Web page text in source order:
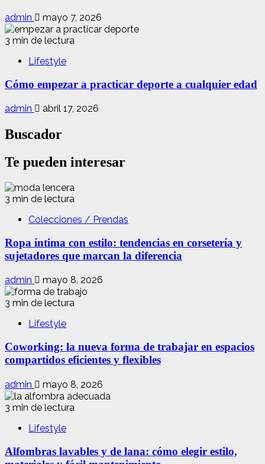
admin mayo 7, 2026
3 min de lectura
Lifestyle
Cómo empezar a practicar deporte a cualquier edad
admin abril 17, 2026
Buscador
Te pueden interesar
3 min de lectura
Colecciones / Prendas
Ropa íntima con estilo: tendencias en corsetería y
sujetadores que marcan la diferencia
admin mayo 8, 2026
3 min de lectura
Lifestyle
Coworking: la nueva forma de trabajar en espacios
compartidos eficientes y flexibles
admin mayo 8, 2026
3 min de lectura
Lifestyle
Alfombras lavables y de lana: cómo elegir estilo,